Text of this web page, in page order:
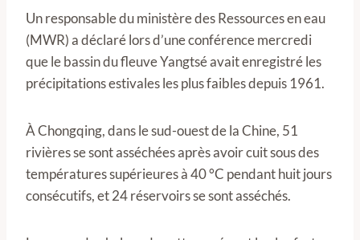
Un responsable du ministère des Ressources en eau
(MWR) a déclaré lors d’une conférence mercredi
que le bassin du fleuve Yangtsé avait enregistré les
précipitations estivales les plus faibles depuis 1961.
À Chongqing, dans le sud-ouest de la Chine, 51
rivières se sont asséchées après avoir cuit sous des
températures supérieures à 40 °C pendant huit jours
consécutifs, et 24 réservoirs se sont asséchés.